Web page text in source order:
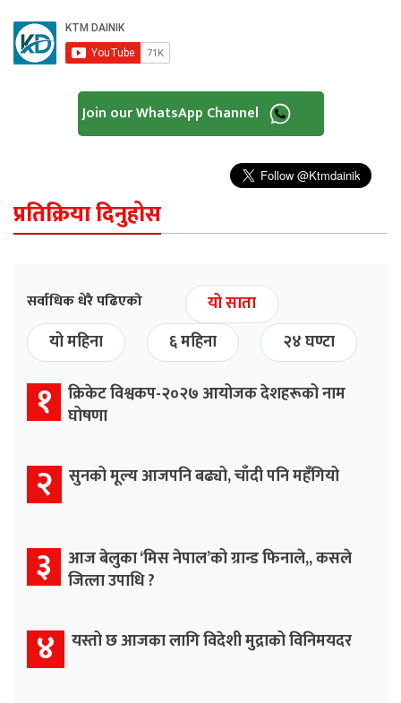
Join our WhatsApp Channel
प्रतिक्रिया दिनुहोस
सर्वाधिक धेरै पढिएको
यो साता
यो महिना
६ महिना २४ घण्टा
१
क्रिकेट विश्वकप-२०२७ आयोजक देशहरूको नाम
घोषणा
२ सुनको मूल्य आजपनि बढ्यो, चाँदी पनि महँगियो
३
आज बेलुका ‘मिस नेपाल’को ग्रान्ड फिनाले,, कसले
जित्ला उपाधि ?
४ यस्तो छ आजका लागि विदेशी मुद्राको विनिमयदर